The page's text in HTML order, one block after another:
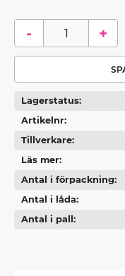
+
-
Lagerstatus
Artikelnr
Tillverkare
Läs mer
Antal i förpackning
Antal i låda
Antal i pall